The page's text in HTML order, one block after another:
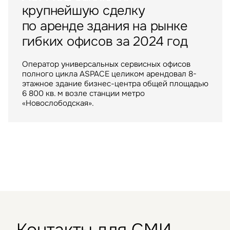
крупнейшую сделку
по аренде здания на рынке
гибких офисов за 2024 год
Оператор универсальных сервисных офисов
полного цикла ASPACE целиком арендовал 8-
этажное здание бизнес-центра общей площадью
6 800 кв. м возле станции метро
«Новослободская».
Москва
ИП «РУСИЧ Холмогоры»
пополнился крупным
арендатором
Крупнейший российский маркетплейс стал
арендатором склада в индустриальном парке
«РУСИЧ Холмогоры» на северо-востоке Москвы
Balchug Capital выкупил
у американских инвесторов
один из крупнейших
московских ТРЦ
ТРЦ "Метрополис" общей площадью 205 тыс. кв.
м. был построен девелопером Capital Partners
в 2009 году